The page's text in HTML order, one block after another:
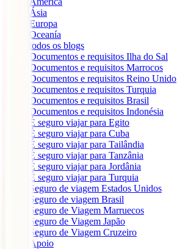
Ásia
Europa
Oceanía
todos os blogs
Documentos e requisitos Ilha do Sal
Documentos e requisitos Marrocos
Documentos e requisitos Reino Unido
Documentos e requisitos Turquia
Documentos e requisitos Brasil
Documentos e requisitos Indonésia
É seguro viajar para Egito
É seguro viajar para Cuba
É seguro viajar para Tailândia
É seguro viajar para Tanzânia
É seguro viajar para Jordânia
É seguro viajar para Turquia
Seguro de viagem Estados Unidos
Seguro de viagem Brasil
Seguro de Viagem Marruecos
Seguro de Viagem Japão
Seguro de Viagem Cruzeiro
Apoio